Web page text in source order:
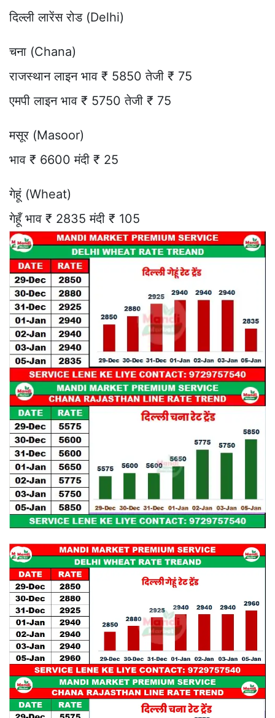
दिल्ली लारेंस रोड (Delhi)
चना (Chana)
राजस्थान लाइन भाव ₹ 5850 तेजी ₹ 75
एमपी लाइन भाव ₹ 5750 तेजी ₹ 75
मसूर (Masoor)
भाव ₹ 6600 मंदी ₹ 25
गेहूं (Wheat)
गेहूँ भाव ₹ 2835 मंदी ₹ 105